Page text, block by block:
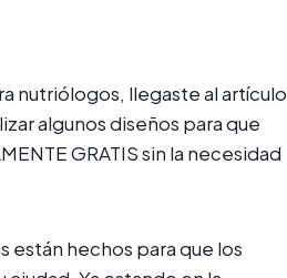
nutriólogos, llegaste al artículo
algunos diseños para que
GRATIS sin la necesidad
hechos para que los